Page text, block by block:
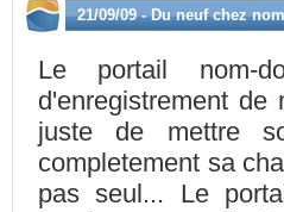
21/09/09 - Du neuf chez
Le portail nom-
d'enregistrement
juste de mettre
completement sa
pas seul... Le